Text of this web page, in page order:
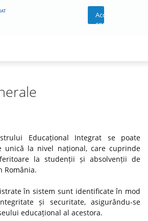
Acces
cont
Educațional Integrat se poate
unică la nivel național, care cuprinde
la studenții și absolvenții de
România.
în sistem sunt identificate în mod
și securitate, asigurându-se
educațional al acestora.